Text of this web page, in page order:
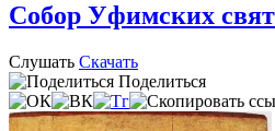
Собор Уфимских
Слушать Скачать
Поделиться